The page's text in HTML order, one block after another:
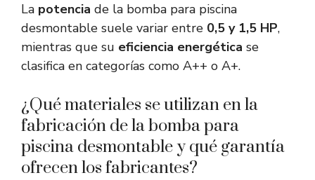
La potencia de la bomba para piscina
desmontable suele variar entre 0,5 y 1,5 HP,
mientras que su eficiencia energética se
clasifica en categorías como A++ o A+.
¿Qué materiales se utilizan en la
fabricación de la bomba para
piscina desmontable y qué garantía
ofrecen los fabricantes?